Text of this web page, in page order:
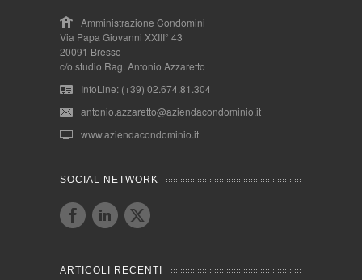
Amministrazione Condomini
Via Papa Giovanni XXIII° 43
20091 Bresso
c/o studio Rag. Antonio Azzaretto
InfoLine: (+39) 02.674.81.304
antonio.azzaretto@aziendacondominio.it
www.aziendacondominio.it
SOCIAL NETWORK
ARTICOLI RECENTI